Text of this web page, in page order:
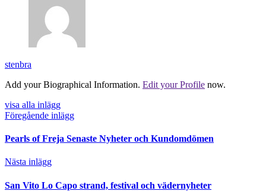
stenbra
Add your Biographical Information. Edit your Profile now.
visa alla inlägg
Föregående inlägg
Pearls of Freja Senaste Nyheter och Kundomdömen
Nästa inlägg
San Vito Lo Capo strand, festival och vädernyheter